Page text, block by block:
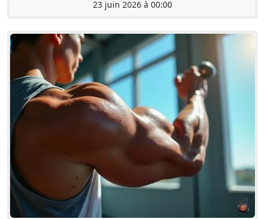
23 juin 2026 à 00:00